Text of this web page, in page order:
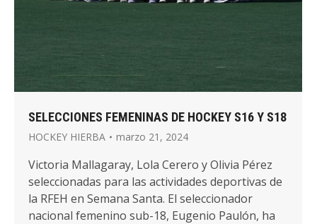
SELECCIONES FEMENINAS DE HOCKEY S16 Y S18
HOCKEY HIERBA marzo 21, 2024
Victoria Mallagaray, Lola Cerero y Olivia Pérez
seleccionadas para las actividades deportivas de
la RFEH en Semana Santa. El seleccionador
nacional femenino sub-18, Eugenio Paulón, ha